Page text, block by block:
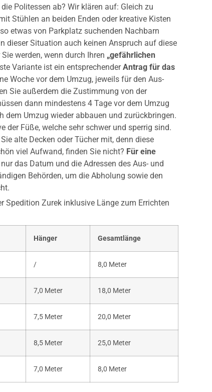
Politessen ab? Wir klären auf: Gleich zu
Stühlen an beiden Enden oder kreative Kisten
etwas von Parkplatz suchenden Nachbarn
dieser Situation auch keinen Anspruch auf diese
werden, wenn durch Ihren „gefährlichen
Variante ist ein entsprechenderAntrag für das
Woche vor dem Umzug, jeweils für den Aus-
Sie außerdem die Zustimmung von der
dann mindestens 4 Tage vor dem Umzug
Umzug wieder abbauen und zurückbringen.
der Füße, welche sehr schwer und sperrig sind.
alte Decken oder Tücher mit, denn diese
viel Aufwand, finden Sie nicht? Für eine
das Datum und die Adressen des Aus- und
Behörden, um die Abholung sowie den
Spedition Zurek inklusive Länge zum Errichten
Hänger Gesamtlänge
/ 8,0 Meter
7,0 Meter 18,0 Meter
7,5 Meter 20,0 Meter
8,5 Meter 25,0 Meter
7,0 Meter 8,0 Meter